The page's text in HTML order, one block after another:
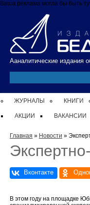
Перейти к основному
Ваша реклама могла бы быть
Ааналитические издания
ЖУРНАЛЫ КНИГИ
АКЦИИ ВАКАНСИИ
Вы здесь
Главная » Новости »
В этом году на площадке